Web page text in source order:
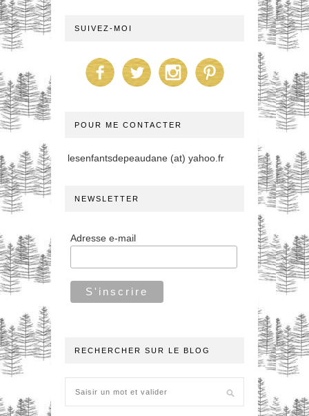
SUIVEZ-MOI
POUR ME CONTACTER
lesenfantsdepeaudane (at) yahoo.fr
NEWSLETTER
Adresse e-mail
RECHERCHER SUR LE BLOG